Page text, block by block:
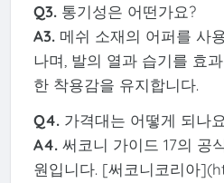
Q3.통기성은 어떤가요?
A3.메쉬 소재의 어퍼를 사
나며, 발의 열과 습기를 효
한 착용감을 유지합니다.
Q4.가격대는 어떻게 되나
A4.써코니 가이드 17의 공
원입니다. [써코니코리아